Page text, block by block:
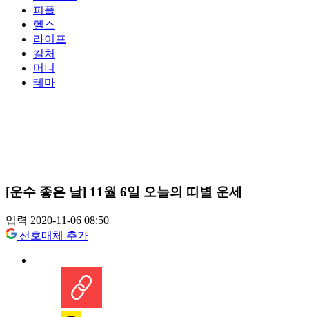
피플
헬스
라이프
컬처
머니
테마
[운수 좋은 날] 11월 6일 오늘의 띠별 운세
입력 2020-11-06 08:50
선호매체 추가